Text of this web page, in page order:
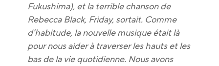
Fukushima), et la terrible chanson de
Rebecca Black, Friday, sortait. Comme
d’habitude, la nouvelle musique était là
pour nous aider à traverser les hauts et les
bas de la vie quotidienne. Nous avons